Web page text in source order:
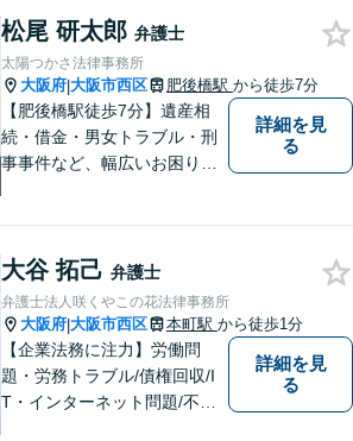
松尾 研太郎 弁護士
太陽つかさ法律事務所
大阪府|大阪市西区 肥後橋駅 から徒歩7分
【肥後橋駅徒歩7分】遺産相
続・借金・男女トラブル・刑
事事件など、幅広いお困りご
す。フットワークを活かし、
迅速な解決へと尽力いたしま
す。
詳細を見
る
大谷 拓己 弁護士
弁護士法人咲くやこの花法律事務所
大阪府|大阪市西区 本町駅 から徒歩1分
【企業法務に注力】労働問
題・労務トラブル/債権回収/I
T・インターネット問題/不動
詳細を見
る